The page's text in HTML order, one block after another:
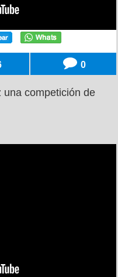
0
una competición de